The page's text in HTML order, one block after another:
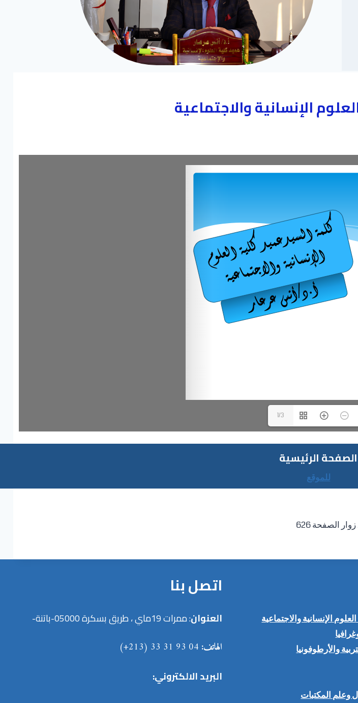
الإنسانية والاجتماعية
1/3
الصفحة الرئيسية
للموقع
الصفحة 626
الإنسانية والاجتماعية
والأرطوفونيا
وعلم المكتبات
اتصل بنا
العنوان: ممرات 19ماي ، طريق بسكرة 05000-باتنة-
الهاتف:
البريد الالكتروني: